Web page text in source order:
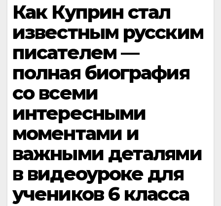
Как Куприн стал
известным русским
писателем —
полная биография
со всеми
интересными
моментами и
важными деталями
в видеоуроке для
учеников 6 класса